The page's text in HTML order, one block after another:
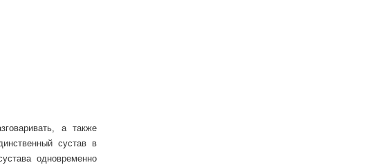
а также
сустав в
одновременно